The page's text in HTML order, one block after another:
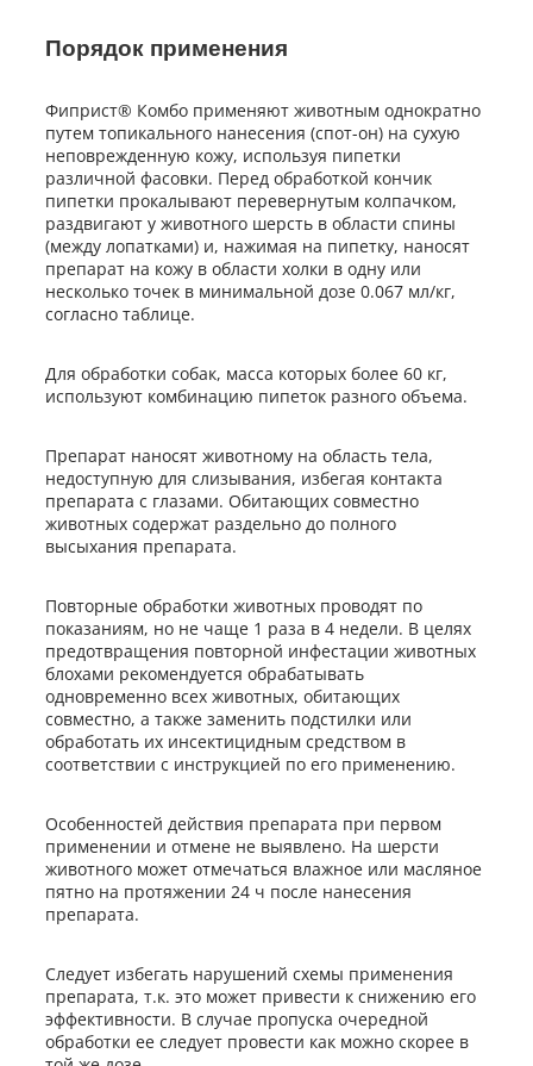
Порядок применения
Фиприст® Комбо применяют животным однократно
путем топикального нанесения (спот-он) на сухую
неповрежденную кожу, используя пипетки
различной фасовки. Перед обработкой кончик
пипетки прокалывают перевернутым колпачком,
раздвигают у животного шерсть в области спины
(между лопатками) и, нажимая на пипетку, наносят
препарат на кожу в области холки в одну или
несколько точек в минимальной дозе 0.067 мл/кг,
согласно таблице.
Для обработки собак, масса которых более 60 кг,
используют комбинацию пипеток разного объема.
Препарат наносят животному на область тела,
недоступную для слизывания, избегая контакта
препарата с глазами. Обитающих совместно
животных содержат раздельно до полного
высыхания препарата.
Повторные обработки животных проводят по
показаниям, но не чаще 1 раза в 4 недели. В целях
предотвращения повторной инфестации животных
блохами рекомендуется обрабатывать
одновременно всех животных, обитающих
совместно, а также заменить подстилки или
обработать их инсектицидным средством в
соответствии с инструкцией по его применению.
Особенностей действия препарата при первом
применении и отмене не выявлено. На шерсти
животного может отмечаться влажное или масляное
пятно на протяжении 24 ч после нанесения
препарата.
Следует избегать нарушений схемы применения
препарата, т.к. это может привести к снижению его
эффективности. В случае пропуска очередной
обработки ее следует провести как можно скорее в